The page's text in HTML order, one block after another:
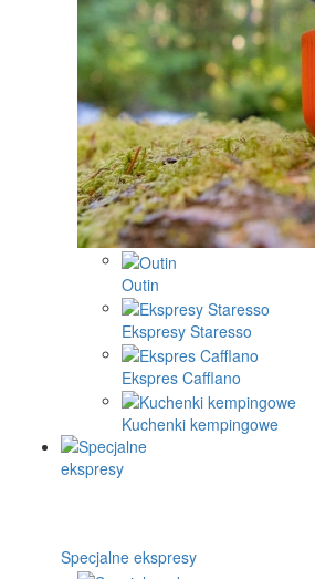
Outin
Ekspresy Staresso
Ekspres Cafflano
Kuchenki kempingowe
Specjalne ekspresy